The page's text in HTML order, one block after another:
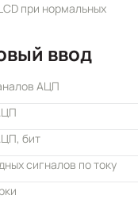
при нормальных
ввод
АЦП
бит
сигналов по току